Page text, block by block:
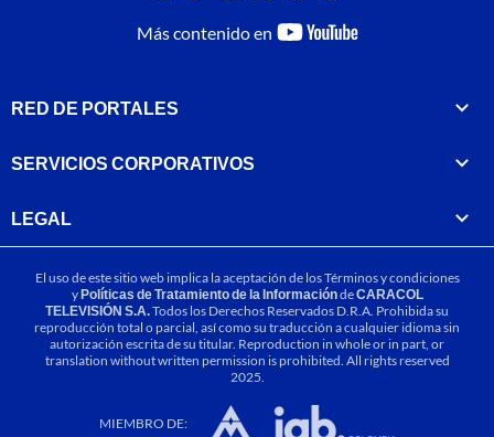
Más contenido en
youtube-
RED DE PORTALES
SERVICIOS CORPORATIVOS
LEGAL
El uso de este sitio web implica la aceptación de losTérminos y condiciones
yPolíticas de Tratamiento de la InformacióndeCARACOL
TELEVISIÓN S.A.Todos los Derechos Reservados D.R.A. Prohibida su
reproducción total o parcial, así como su traducción a cualquier idioma sin
autorización escrita de su titular. Reproduction in whole or in part, or
translation without written permission is prohibited. All rights reserved
2025.
MIEMBRO DE: